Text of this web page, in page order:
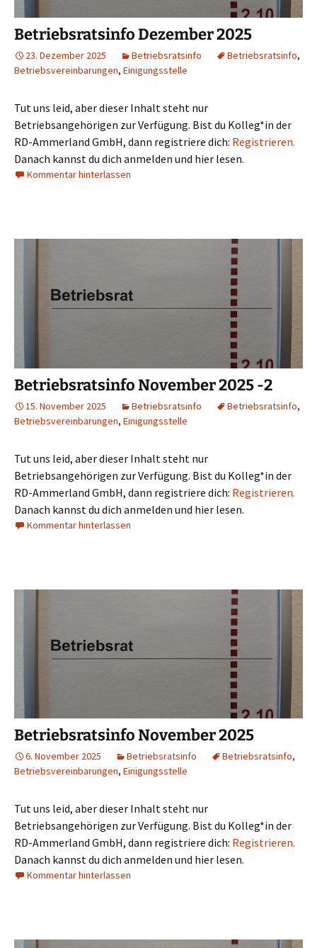
Betriebsratsinfo Dezember 2025
23. Dezember 2025 Betriebsratsinfo Betriebsratsinfo,
Betriebsvereinbarungen, Einigungsstelle
Tut uns leid, aber dieser Inhalt steht nur
Betriebsangehörigen zur Verfügung. Bist du Kolleg*in der
RD-Ammerland GmbH, dann registriere dich: Registrieren.
Danach kannst du dich anmelden und hier lesen.
Kommentar hinterlassen
Betriebsratsinfo November 2025 -2
15. November 2025 Betriebsratsinfo Betriebsratsinfo,
Betriebsvereinbarungen, Einigungsstelle
Tut uns leid, aber dieser Inhalt steht nur
Betriebsangehörigen zur Verfügung. Bist du Kolleg*in der
RD-Ammerland GmbH, dann registriere dich: Registrieren.
Danach kannst du dich anmelden und hier lesen.
Kommentar hinterlassen
Betriebsratsinfo November 2025
6. November 2025 Betriebsratsinfo Betriebsratsinfo,
Betriebsvereinbarungen, Einigungsstelle
Tut uns leid, aber dieser Inhalt steht nur
Betriebsangehörigen zur Verfügung. Bist du Kolleg*in der
RD-Ammerland GmbH, dann registriere dich: Registrieren.
Danach kannst du dich anmelden und hier lesen.
Kommentar hinterlassen